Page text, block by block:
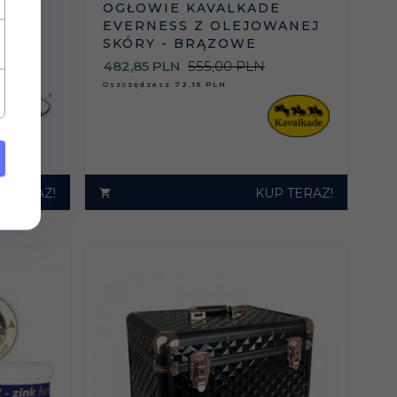
TERAZ!
OGŁOWIE KAVALKADE
EVERNESS Z OLEJOWANEJ
SKÓRY - BRĄZOWE
482,85 PLN 555,00 PLN
Oszczędzasz 72.15 PLN
KUP TERAZ!